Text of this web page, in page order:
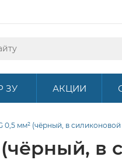
ЗУ АКЦИИ
мм² (чёрный, в силиконовой
в